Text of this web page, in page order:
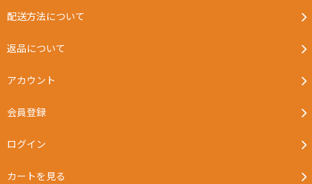
配送方法について
返品について
アカウント
会員登録
ログイン
カートを見る